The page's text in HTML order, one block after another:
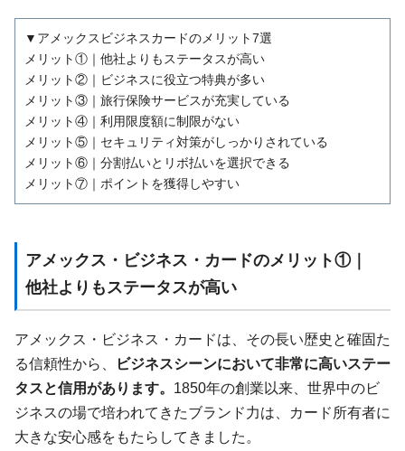
▼アメックスビジネスカードのメリット7選
メリット①｜他社よりもステータスが高い
メリット②｜ビジネスに役立つ特典が多い
メリット③｜旅行保険サービスが充実している
メリット④｜利用限度額に制限がない
メリット⑤｜セキュリティ対策がしっかりされている
メリット⑥｜分割払いとリボ払いを選択できる
メリット⑦｜ポイントを獲得しやすい
アメックス・ビジネス・カードのメリット①｜
他社よりもステータスが高い
アメックス・ビジネス・カードは、その長い歴史と確固た
る信頼性から、
ビジネスシーンにおいて非常に高いステー
タスと信用があります。 1850年の創業以来、世界中のビ
ジネスの場で培われてきたブランド力は、カード所有者に
大きな安心感をもたらしてきました。